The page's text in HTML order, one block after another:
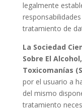
legalmente
tratamiento de
La Sociedad
Sobre El
Toxicomanías
por el usuario a
del mismo
tratamiento